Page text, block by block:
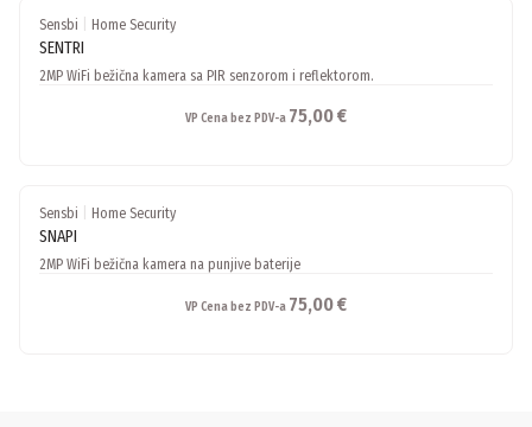
Sensbi Home Security
SENTRI
2MP WiFi bežična kamera sa PIR senzorom i reflektorom.
VP Cena bez PDV-a 75,00 €
Sensbi Home Security
SNAPI
2MP WiFi bežična kamera na punjive baterije
VP Cena bez PDV-a 75,00 €